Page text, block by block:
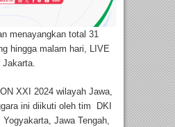
menayangkan total 31
hingga malam hari, LIVE
Jakarta.
XXI 2024 wilayah Jawa,
ini diikuti oleh tim DKI
Jawa Tengah,